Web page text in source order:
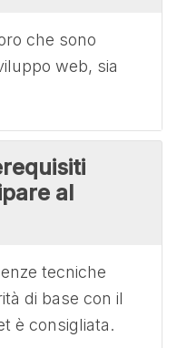
che sono
web, sia
al
tecniche
di base con il
è consigliata.